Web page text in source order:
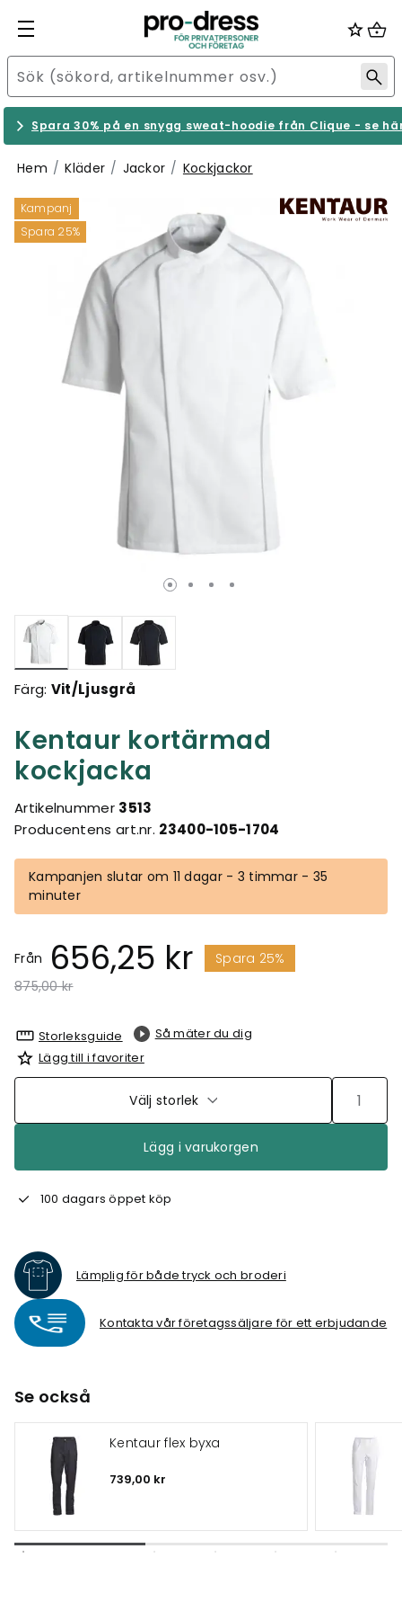
Spara 30% på en snygg sweat-hoodie från Clique - se
Hem Kläder Jackor Kockjackor
Kampanj
Spara 25%
Kentaur kortärmad
kockjacka
Artikelnummer 3513
Producentens art.nr. 23400-105-1704
Kampanjen slutar om 11 dagar - 3 timmar - 35
minuter
Från 656,25 kr
Spara 25%
Pris nedsatt från
875,00 krtill
Valda
Färg: Vit/Ljusgrå
Storleksguide
Så mäter du dig
Lägg till i favoriter
Välj storlek
Lägg i varukorgen
100 dagars öppet köp
Lämplig för både tryck och broderi
Kontakta vår företagssäljare för ett erbjudande
Se också
Kentaur flex byxa
739,00 kr